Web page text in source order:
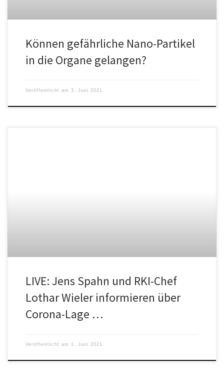
Können gefährliche Nano-Partikel
in die Organe gelangen?
Veröffentlicht am 3. Juni 2021
LIVE: Jens Spahn und RKI-Chef
Lothar Wieler informieren über
Corona-Lage …
Veröffentlicht am 1. Juni 2021